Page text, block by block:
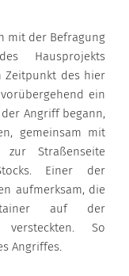
mit der Befragung
Hausprojekts
Zeitpunkt des hier
ein
Angriff begann,
gemeinsam mit
Straßenseite
Einer der
aufmerksam, die
auf der
versteckten. So
Angriffes.